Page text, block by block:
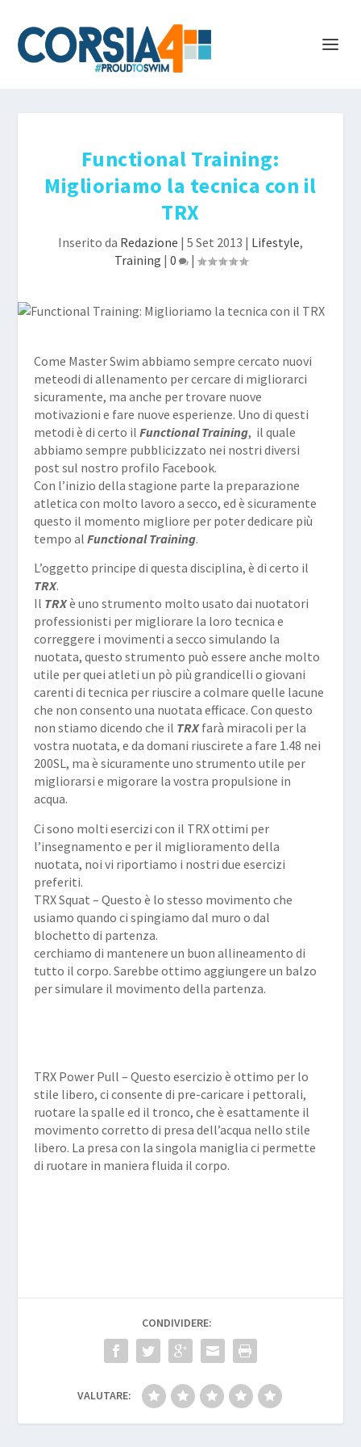
Functional Training:
Miglioriamo la tecnica con il
TRX
Inserito da Redazione | 5 Set 2013 | Lifestyle,
Training | 0 |
Come Master Swim abbiamo sempre cercato nuovi
meteodi di allenamento per cercare di migliorarci
sicuramente, ma anche per trovare nuove
motivazioni e fare nuove esperienze. Uno di questi
metodi è di certo ilFunctional Training, il quale
abbiamo sempre pubblicizzato nei nostri diversi
post sul nostro profilo Facebook.
Con l’inizio della stagione parte la preparazione
atletica con molto lavoro a secco, ed è sicuramente
questo il momento migliore per poter dedicare più
tempo alFunctional Training.
L’oggetto principe di questa disciplina, è di certo il
TRX.
Il TRXè uno strumento molto usato dai nuotatori
professionisti per migliorare la loro tecnica e
correggere i movimenti a secco simulando la
nuotata, questo strumento può essere anche molto
utile per quei atleti un pò più grandicelli o giovani
carenti di tecnica per riuscire a colmare quelle lacune
che non consento una nuotata efficace. Con questo
non stiamo dicendo che il TRXfarà miracoli per la
vostra nuotata, e da domani riuscirete a fare 1.48 nei
200SL, ma è sicuramente uno strumento utile per
migliorarsi e migorare la vostra propulsione in
acqua.
Ci sono molti esercizi con il TRX ottimi per
l’insegnamento e per il miglioramento della
nuotata, noi vi riportiamo i nostri due esercizi
preferiti.
TRX Squat – Questo è lo stesso movimento che
usiamo quando ci spingiamo dal muro o dal
blochetto di partenza.
cerchiamo di mantenere un buon allineamento di
tutto il corpo. Sarebbe ottimo aggiungere un balzo
per simulare il movimento della partenza.
TRX Power Pull – Questo esercizio è ottimo per lo
stile libero, ci consente di pre-caricare i pettorali,
ruotare la spalle ed il tronco, che è esattamente il
movimento corretto di presa dell’acqua nello stile
libero. La presa con la singola maniglia ci permette
di ruotare in maniera fluida il corpo.
CONDIVIDERE:
VALUTARE: